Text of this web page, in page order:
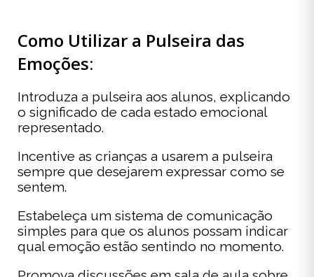
Como Utilizar a Pulseira das
Emoções:
Introduza a pulseira aos alunos, explicando
o significado de cada estado emocional
representado.
Incentive as crianças a usarem a pulseira
sempre que desejarem expressar como se
sentem.
Estabeleça um sistema de comunicação
simples para que os alunos possam indicar
qual emoção estão sentindo no momento.